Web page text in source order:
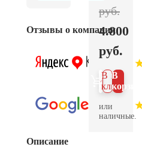
Отзывы о компании
Описание
руб.
4.800
руб.
В
В 1
клик
или
наличные.